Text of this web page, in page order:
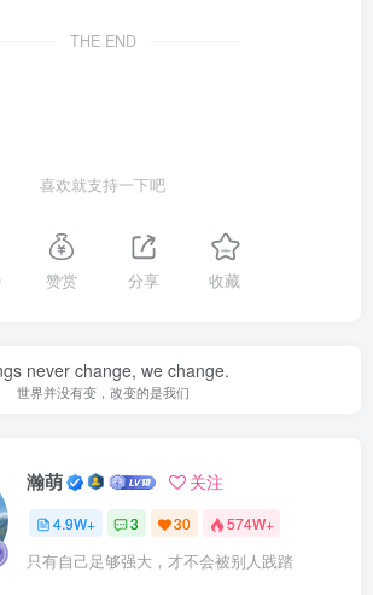
THE END
喜欢就支持一下吧
赞赏 分享 收藏
never change, we change.
世界并没有变，改变的是我们
瀚萌 关注
4.9W+ 3 30 574W+
只有自己足够强大，才不会被别人践踏